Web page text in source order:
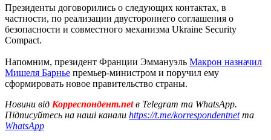
Президенты договорились о следующих контактах, в
частности, по реализации двустороннего соглашения о
безопасности и совместного механизма Ukraine Security
Compact.
Напомним, президент Франции Эммануэль Макрон назначил
Мишеля Барнье премьер-министром и поручил ему
сформировать новое правительство страны.
Новини від Корреспондент.netв Telegram та WhatsApp.
Підписуйтесь на наші канали https://t.me/korrespondentnetта
WhatsApp